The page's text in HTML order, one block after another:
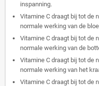
inspanning.
Vitamine C draagt bij tot de
normale werking van de
Vitamine C draagt bij tot de
normale werking van de
Vitamine C draagt bij tot de
normale werking van het
Vitamine C draagt bij tot de